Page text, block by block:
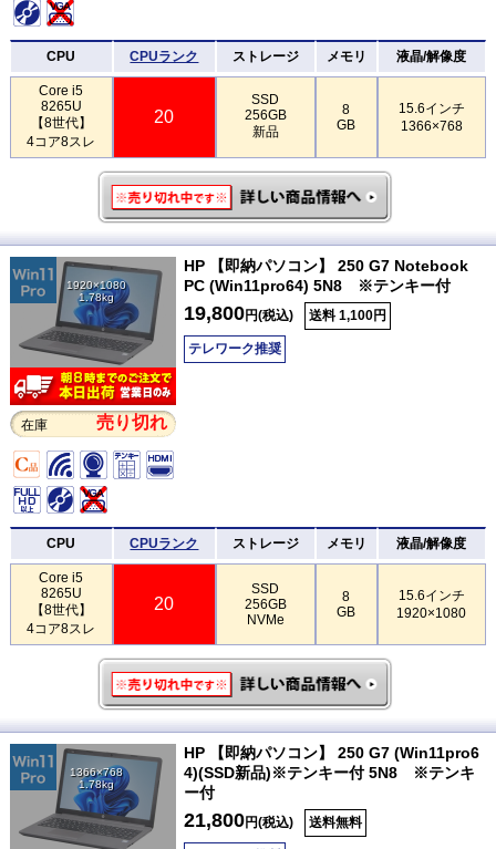
CPU CPUランク ストレージ メモリ 液晶/解像度
Core i5
8265U
【8世代】
4コア8スレ
20
SSD
256GB
新品
8
GB
15.6インチ
1366×768
1920×1080
1.78kg
在庫 売り切れ
HP 【即納パソコン】 250 G7 Notebook
PC (Win11pro64) 5N8 ※テンキー付
19,800円(税込) 送料 1,100円
テレワーク推奨
CPU CPUランク ストレージ メモリ 液晶/解像度
Core i5
8265U
【8世代】
4コア8スレ
20
SSD
256GB
NVMe
8
GB
15.6インチ
1920×1080
1366×768
1.78kg
HP 【即納パソコン】 250 G7 (Win11pro6
4)(SSD新品)※テンキー付 5N8 ※テンキ
ー付
21,800円(税込) 送料無料